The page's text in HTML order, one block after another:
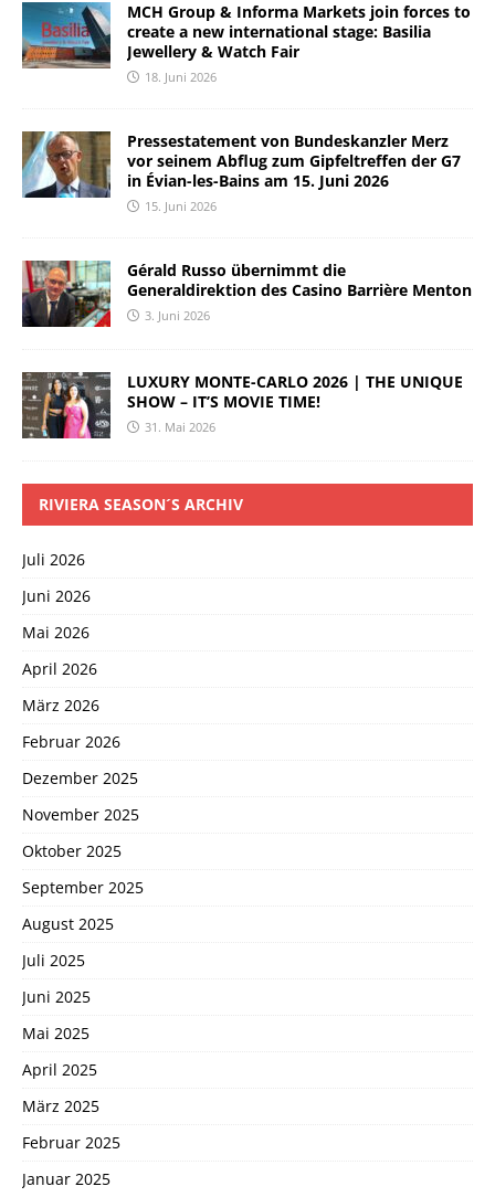
MCH Group & Informa Markets join forces to
create a new international stage: Basilia
Jewellery & Watch Fair
18. Juni 2026
Pressestatement von Bundeskanzler Merz
vor seinem Abflug zum Gipfeltreffen der G7
in Évian-les-Bains am 15. Juni 2026
15. Juni 2026
Gérald Russo übernimmt die
Generaldirektion des Casino Barrière Menton
3. Juni 2026
LUXURY MONTE-CARLO 2026 | THE UNIQUE
SHOW – IT’S MOVIE TIME!
31. Mai 2026
RIVIERA SEASON´S ARCHIV
Juli 2026
Juni 2026
Mai 2026
April 2026
März 2026
Februar 2026
Dezember 2025
November 2025
Oktober 2025
September 2025
August 2025
Juli 2025
Juni 2025
Mai 2025
April 2025
März 2025
Februar 2025
Januar 2025